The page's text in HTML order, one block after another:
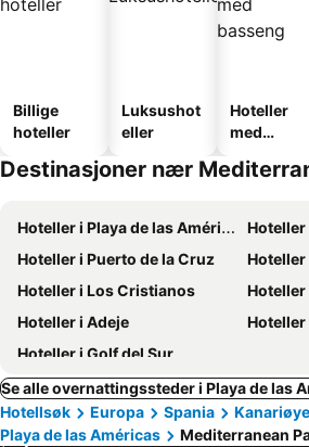
Billige
hoteller
Luksushot
eller
Hoteller
med
Destinasjoner nær
Hoteller i Playa de las Américas
Hoteller
Hoteller i Puerto de la Cruz
Hoteller
Hoteller i Los Cristianos
Hoteller
Hoteller i Adeje
Hoteller
Hoteller i Golf del Sur
Se alle overnattingssteder i Playa de las
Hotellsøk
Europa Spania
Playa de las Américas
Mediterranean